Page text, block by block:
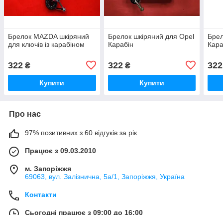
Брелок MAZDA шкіряний
для ключів із карабіном
322 ₴
Купити
Брелок шкіряний для Opel
Карабін
322₴
Купити
322
Про нас
97% позитивних з 60 відгуків за рік
Працює з 09.03.2010
м. Запоріжжя
69063, вул. Залізнична, 5а/1, Запоріжжя, Україна
Контакти
Сьогодні працює з 09:00 до 16:00